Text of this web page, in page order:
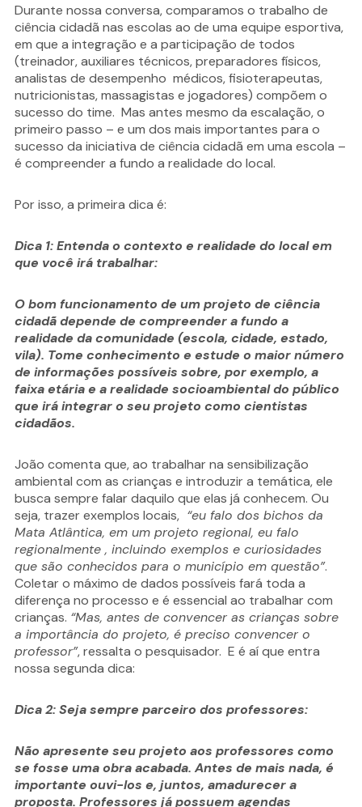
Durante nossa conversa, comparamos o trabalho de
ciência cidadã nas escolas ao de uma equipe esportiva,
em que a integração e a participação de todos
(treinador, auxiliares técnicos, preparadores físicos,
analistas de desempenho médicos, fisioterapeutas,
nutricionistas, massagistas e jogadores) compõem o
sucesso do time. Mas antes mesmo da escalação, o
primeiro passo – e um dos mais importantes para o
sucesso da iniciativa de ciência cidadã em uma escola –
é compreender a fundo a realidade do local.
Por isso, a primeira dica é:
Dica 1: Entenda o contexto e realidade do local em
que você irá trabalhar:
O bom funcionamento de um projeto de ciência
cidadã depende de compreender a fundo a
realidade da comunidade (escola, cidade, estado,
vila). Tome conhecimento e estude o maior número
de informações possíveis sobre, por exemplo, a
faixa etária e a realidade socioambiental do público
que irá integrar o seu projeto como cientistas
cidadãos.
João comenta que, ao trabalhar na sensibilização
ambiental com as crianças e introduzir a temática, ele
busca sempre falar daquilo que elas já conhecem. Ou
seja, trazer exemplos locais, “eu falo dos bichos da
Mata Atlântica, em um projeto regional, eu falo
regionalmente , incluindo exemplos e curiosidades
que são conhecidos para o município em questão”.
Coletar o máximo de dados possíveis fará toda a
diferença no processo e é essencial ao trabalhar com
crianças. “Mas, antes de convencer as crianças sobre
a importância do projeto, é preciso convencer o
professor”, ressalta o pesquisador. E é aí que entra
nossa segunda dica:
Dica 2: Seja sempre parceiro dos professores:
Não apresente seu projeto aos professores como
se fosse uma obra acabada. Antes de mais nada, é
importante ouvi-los e, juntos, amadurecer a
proposta. Professores já possuem agendas